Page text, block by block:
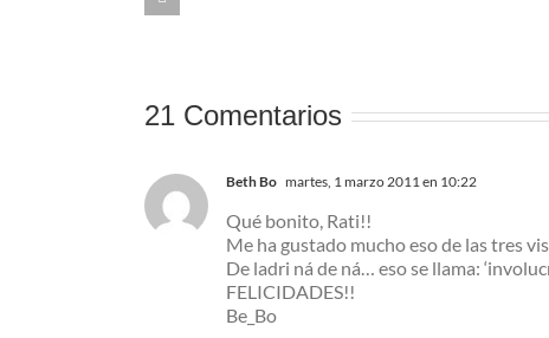
21 Comentarios
Beth Bo martes, 1 marzo 2011 en 10:22
Qué bonito, Rati!!
Me ha gustado mucho eso de las tres
De ladri ná de ná… eso se llama:
FELICIDADES!!
Be_Bo